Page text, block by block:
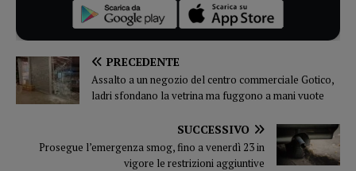
PRECEDENTE
Assalto a un negozio del centro commerciale Gotico,
ladri sfondano la vetrina ma fuggono a mani vuote
SUCCESSIVO
Prosegue l’emergenza smog, fino a venerdì 23 in
vigore le restrizioni aggiuntive